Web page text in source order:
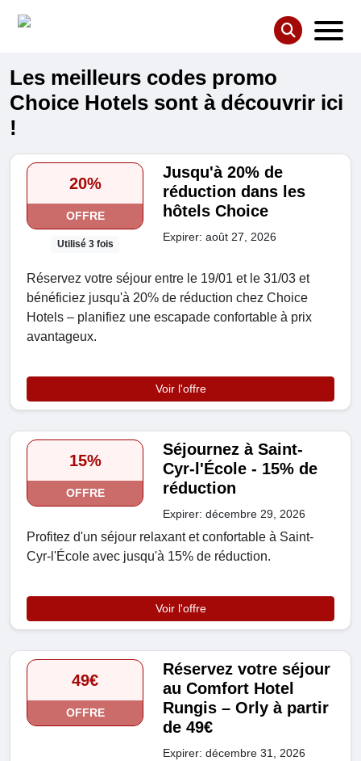
Les meilleurs codes promo
Choice Hotels sont à découvrir ici
!
20%
OFFRE
Utilisé 3 fois
Jusqu'à 20% de
réduction dans les
hôtels Choice
Expirer: août 27, 2026
Réservez votre séjour entre le 19/01 et le 31/03 et
bénéficiez jusqu'à 20% de réduction chez Choice
Hotels – planifiez une escapade confortable à prix
avantageux.
Voir l'offre
15%
OFFRE
Séjournez à Saint-
Cyr-l'École - 15% de
réduction
Expirer: décembre 29, 2026
Profitez d'un séjour relaxant et confortable à Saint-
Cyr-l'École avec jusqu'à 15% de réduction.
Voir l'offre
49€
OFFRE
Réservez votre séjour
au Comfort Hotel
Rungis – Orly à partir
de 49€
Expirer: décembre 31, 2026